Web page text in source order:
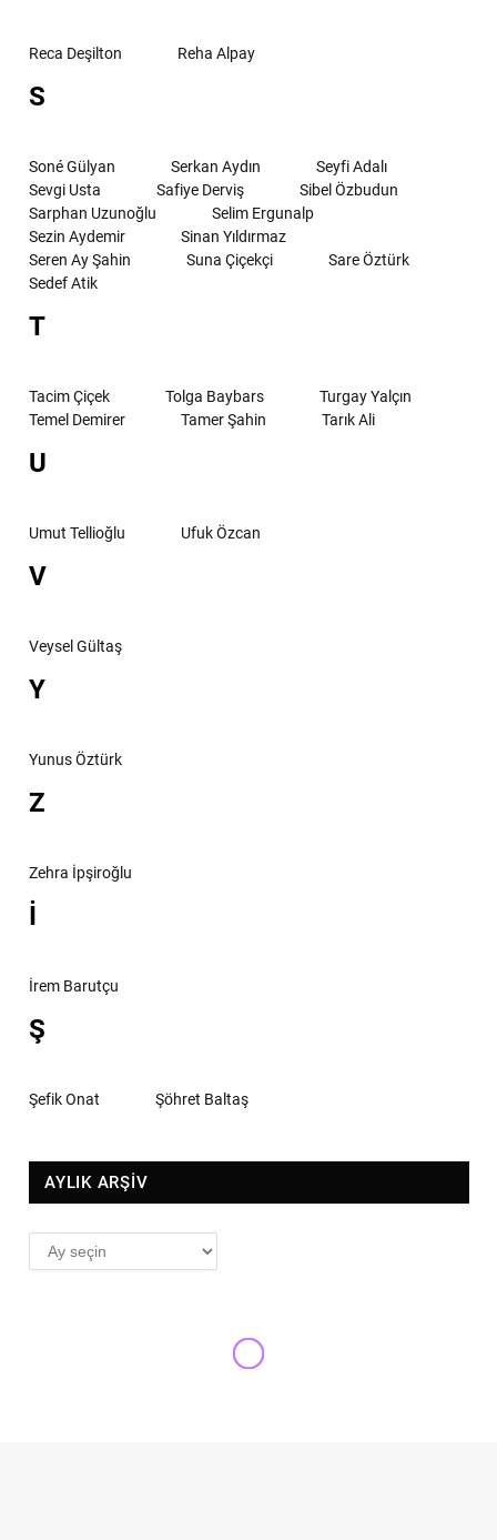
Reca Deşilton Reha Alpay
S
Soné Gülyan Serkan Aydın
Seyfi Adalı
Sevgi Usta
Safiye Derviş
Sibel Özbudun
Sarphan Uzunoğlu
Selim Ergunalp
Sezin Aydemir
Sinan Yıldırmaz
Seren Ay Şahin
Suna Çiçekçi
Sare Öztürk
Sedef Atik
T
Tacim Çiçek Tolga Baybars
Turgay Yalçın
Temel Demirer
Tamer Şahin Tarık Ali
U
Umut Tellioğlu Ufuk Özcan
V
Veysel Gültaş
Y
Yunus Öztürk
Z
Zehra İpşiroğlu
İ
İrem Barutçu
Ş
Şefik Onat Şöhret Baltaş
AYLIK ARŞİV
AYLIK
ARŞİV